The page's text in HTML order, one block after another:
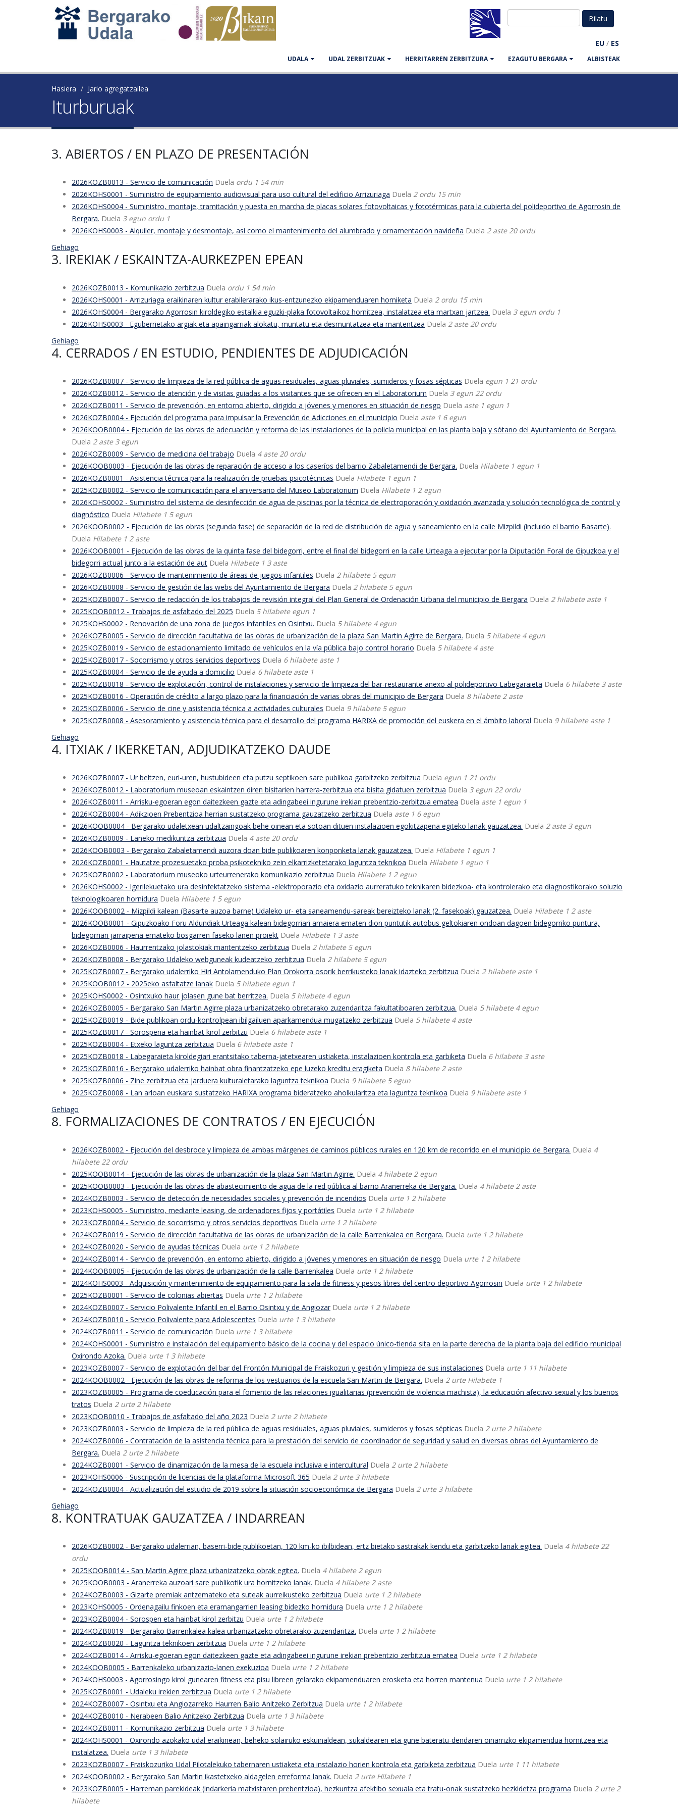
EU / ES
UDALA UDAL ZERBITZUAK HERRITARREN ZERBITZURA EZAGUTU BERGARA ALBISTEAK
Hasiera Jario agregatzailea
Iturburuak
3. ABIERTOS / EN PLAZO DE PRESENTACIÓN
2026KOZB0013 - Servicio de comunicación Duela ordu 1 54 min
2026KOHS0001 - Suministro de equipamiento audiovisual para uso cultural del edificio Arrizuriaga Duela 2 ordu 15 min
2026KOHS0004 - Suministro, montaje, tramitación y puesta en marcha de placas solares fotovoltaicas y fototérmicas para la cubierta del polideportivo de Agorrosin de
Bergara. Duela 3 egun ordu 1
2026KOHS0003 - Alquiler, montaje y desmontaje, así como el mantenimiento del alumbrado y ornamentación navideña Duela 2 aste 20 ordu
Gehiago
3. IREKIAK / ESKAINTZA-AURKEZPEN EPEAN
2026KOZB0013 - Komunikazio zerbitzua Duela ordu 1 54 min
2026KOHS0001 - Arrizuriaga eraikinaren kultur erabilerarako ikus-entzunezko ekipamenduaren horniketa Duela 2 ordu 15 min
2026KOHS0004 - Bergarako Agorrosin kiroldegiko estalkia eguzki-plaka fotovoltaikoz hornitzea, instalatzea eta martxan jartzea. Duela 3 egun ordu 1
2026KOHS0003 - Eguberrietako argiak eta apaingarriak alokatu, muntatu eta desmuntatzea eta mantentzea Duela 2 aste 20 ordu
Gehiago
4. CERRADOS / EN ESTUDIO, PENDIENTES DE ADJUDICACIÓN
2026KOZB0007 - Servicio de limpieza de la red pública de aguas residuales, aguas pluviales, sumideros y fosas sépticas Duela egun 1 21 ordu
2026KOZB0012 - Servicio de atención y de visitas guiadas a los visitantes que se ofrecen en el Laboratorium Duela 3 egun 22 ordu
2026KOZB0011 - Servicio de prevención, en entorno abierto, dirigido a jóvenes y menores en situación de riesgo Duela aste 1 egun 1
2026KOZB0004 - Ejecución del programa para impulsar la Prevención de Adicciones en el municipio Duela aste 1 6 egun
2026KOOB0004 - Ejecución de las obras de adecuación y reforma de las instalaciones de la policía municipal en las planta baja y sótano del Ayuntamiento de Bergara.
Duela 2 aste 3 egun
2026KOZB0009 - Servicio de medicina del trabajo Duela 4 aste 20 ordu
2026KOOB0003 - Ejecución de las obras de reparación de acceso a los caseríos del barrio Zabaletamendi de Bergara. Duela Hilabete 1 egun 1
2026KOZB0001 - Asistencia técnica para la realización de pruebas psicotécnicas Duela Hilabete 1 egun 1
2025KOZB0002 - Servicio de comunicación para el aniversario del Museo Laboratorium Duela Hilabete 1 2 egun
2026KOHS0002 - Suministro del sistema de desinfección de agua de piscinas por la técnica de electroporación y oxidación avanzada y solución tecnológica de control y
diagnóstico Duela Hilabete 1 5 egun
2026KOOB0002 - Ejecución de las obras (segunda fase) de separación de la red de distribución de agua y saneamiento en la calle Mizpildi (incluido el barrio Basarte).
Duela Hilabete 1 2 aste
2026KOOB0001 - Ejecución de las obras de la quinta fase del bidegorri, entre el final del bidegorri en la calle Urteaga a ejecutar por la Diputación Foral de Gipuzkoa y el
bidegorri actual junto a la estación de aut Duela Hilabete 1 3 aste
2026KOZB0006 - Servicio de mantenimiento de áreas de juegos infantiles Duela 2 hilabete 5 egun
2026KOZB0008 - Servicio de gestión de las webs del Ayuntamiento de Bergara Duela 2 hilabete 5 egun
2025KOZB0007 - Servicio de redacción de los trabajos de revisión integral del Plan General de Ordenación Urbana del municipio de Bergara Duela 2 hilabete aste 1
2025KOOB0012 - Trabajos de asfaltado del 2025 Duela 5 hilabete egun 1
2025KOHS0002 - Renovación de una zona de juegos infantiles en Osintxu. Duela 5 hilabete 4 egun
2026KOZB0005 - Servicio de dirección facultativa de las obras de urbanización de la plaza San Martin Agirre de Bergara. Duela 5 hilabete 4 egun
2025KOZB0019 - Servicio de estacionamiento limitado de vehículos en la vía pública bajo control horario Duela 5 hilabete 4 aste
2025KOZB0017 - Socorrismo y otros servicios deportivos Duela 6 hilabete aste 1
2025KOZB0004 - Servicio de de ayuda a domicilio Duela 6 hilabete aste 1
2025KOZB0018 - Servicio de explotación, control de instalaciones y servicio de limpieza del bar-restaurante anexo al polideportivo Labegaraieta Duela 6 hilabete 3 aste
2025KOZB0016 - Operación de crédito a largo plazo para la financiación de varias obras del municipio de Bergara Duela 8 hilabete 2 aste
2025KOZB0006 - Servicio de cine y asistencia técnica a actividades culturales Duela 9 hilabete 5 egun
2025KOZB0008 - Asesoramiento y asistencia técnica para el desarrollo del programa HARIXA de promoción del euskera en el ámbito laboral Duela 9 hilabete aste 1
Gehiago
4. ITXIAK / IKERKETAN, ADJUDIKATZEKO DAUDE
2026KOZB0007 - Ur beltzen, euri-uren, hustubideen eta putzu septikoen sare publikoa garbitzeko zerbitzua Duela egun 1 21 ordu
2026KOZB0012 - Laboratorium museoan eskaintzen diren bisitarien harrera-zerbitzua eta bisita gidatuen zerbitzua Duela 3 egun 22 ordu
2026KOZB0011 - Arrisku-egoeran egon daitezkeen gazte eta adingabeei ingurune irekian prebentzio-zerbitzua ematea Duela aste 1 egun 1
2026KOZB0004 - Adikzioen Prebentzioa herrian sustatzeko programa gauzatzeko zerbitzua Duela aste 1 6 egun
2026KOOB0004 - Bergarako udaletxean udaltzaingoak behe oinean eta sotoan dituen instalazioen egokitzapena egiteko lanak gauzatzea. Duela 2 aste 3 egun
2026KOZB0009 - Laneko medikuntza zerbitzua Duela 4 aste 20 ordu
2026KOOB0003 - Bergarako Zabaletamendi auzora doan bide publikoaren konponketa lanak gauzatzea. Duela Hilabete 1 egun 1
2026KOZB0001 - Hautatze prozesuetako proba psikotekniko zein elkarrizketetarako laguntza teknikoa Duela Hilabete 1 egun 1
2025KOZB0002 - Laboratorium museoko urteurrenerako komunikazio zerbitzua Duela Hilabete 1 2 egun
2026KOHS0002 - Igerilekuetako ura desinfektatzeko sistema -elektroporazio eta oxidazio aurreratuko teknikaren bidezkoa- eta kontrolerako eta diagnostikorako soluzio
teknologikoaren hornidura Duela Hilabete 1 5 egun
2026KOOB0002 - Mizpildi kalean (Basarte auzoa barne) Udaleko ur- eta saneamendu-sareak bereizteko lanak (2. fasekoak) gauzatzea. Duela Hilabete 1 2 aste
2026KOOB0001 - Gipuzkoako Foru Aldundiak Urteaga kalean bidegorriari amaiera ematen dion puntutik autobus geltokiaren ondoan dagoen bidegorriko puntura,
bidegorriari jarraipena emateko bosgarren faseko lanen proiekt Duela Hilabete 1 3 aste
2026KOZB0006 - Haurrentzako jolastokiak mantentzeko zerbitzua Duela 2 hilabete 5 egun
2026KOZB0008 - Bergarako Udaleko webguneak kudeatzeko zerbitzua Duela 2 hilabete 5 egun
2025KOZB0007 - Bergarako udalerriko Hiri Antolamenduko Plan Orokorra osorik berrikusteko lanak idazteko zerbitzua Duela 2 hilabete aste 1
2025KOOB0012 - 2025eko asfaltatze lanak Duela 5 hilabete egun 1
2025KOHS0002 - Osintxuko haur jolasen gune bat berritzea. Duela 5 hilabete 4 egun
2026KOZB0005 - Bergarako San Martin Agirre plaza urbanizatzeko obretarako zuzendaritza fakultatiboaren zerbitzua. Duela 5 hilabete 4 egun
2025KOZB0019 - Bide publikoan ordu-kontrolpean ibilgailuen aparkamendua mugatzeko zerbitzua Duela 5 hilabete 4 aste
2025KOZB0017 - Sorospena eta hainbat kirol zerbitzu Duela 6 hilabete aste 1
2025KOZB0004 - Etxeko laguntza zerbitzua Duela 6 hilabete aste 1
2025KOZB0018 - Labegaraieta kiroldegiari erantsitako taberna-jatetxearen ustiaketa, instalazioen kontrola eta garbiketa Duela 6 hilabete 3 aste
2025KOZB0016 - Bergarako udalerriko hainbat obra finantzatzeko epe luzeko kreditu eragiketa Duela 8 hilabete 2 aste
2025KOZB0006 - Zine zerbitzua eta jarduera kulturaletarako laguntza teknikoa Duela 9 hilabete 5 egun
2025KOZB0008 - Lan arloan euskara sustatzeko HARIXA programa bideratzeko aholkularitza eta laguntza teknikoa Duela 9 hilabete aste 1
Gehiago
8. FORMALIZACIONES DE CONTRATOS / EN EJECUCIÓN
2026KOZB0002 - Ejecución del desbroce y limpieza de ambas márgenes de caminos públicos rurales en 120 km de recorrido en el municipio de Bergara. Duela 4
hilabete 22 ordu
2025KOOB0014 - Ejecución de las obras de urbanización de la plaza San Martin Agirre. Duela 4 hilabete 2 egun
2025KOOB0003 - Ejecución de las obras de abastecimiento de agua de la red pública al barrio Aranerreka de Bergara. Duela 4 hilabete 2 aste
2024KOZB0003 - Servicio de detección de necesidades sociales y prevención de incendios Duela urte 1 2 hilabete
2023KOHS0005 - Suministro, mediante leasing, de ordenadores fijos y portátiles Duela urte 1 2 hilabete
2023KOZB0004 - Servicio de socorrismo y otros servicios deportivos Duela urte 1 2 hilabete
2024KOZB0019 - Servicio de dirección facultativa de las obras de urbanización de la calle Barrenkalea en Bergara. Duela urte 1 2 hilabete
2024KOZB0020 - Servicio de ayudas técnicas Duela urte 1 2 hilabete
2024KOZB0014 - Servicio de prevención, en entorno abierto, dirigido a jóvenes y menores en situación de riesgo Duela urte 1 2 hilabete
2024KOOB0005 - Ejecución de las obras de urbanización de la calle Barrenkalea Duela urte 1 2 hilabete
2024KOHS0003 - Adquisición y mantenimiento de equipamiento para la sala de fitness y pesos libres del centro deportivo Agorrosin Duela urte 1 2 hilabete
2025KOZB0001 - Servicio de colonias abiertas Duela urte 1 2 hilabete
2024KOZB0007 - Servicio Polivalente Infantil en el Barrio Osintxu y de Angiozar Duela urte 1 2 hilabete
2024KOZB0010 - Servicio Polivalente para Adolescentes Duela urte 1 3 hilabete
2024KOZB0011 - Servicio de comunicación Duela urte 1 3 hilabete
2024KOHS0001 - Suministro e instalación del equipamiento básico de la cocina y del espacio único-tienda sita en la parte derecha de la planta baja del edificio municipal
Oxirondo Azoka. Duela urte 1 3 hilabete
2023KOZB0007 - Servicio de explotación del bar del Frontón Municipal de Fraiskozuri y gestión y limpieza de sus instalaciones Duela urte 1 11 hilabete
2024KOOB0002 - Ejecución de las obras de reforma de los vestuarios de la escuela San Martin de Bergara. Duela 2 urte Hilabete 1
2023KOZB0005 - Programa de coeducación para el fomento de las relaciones igualitarias (prevención de violencia machista), la educación afectivo sexual y los buenos
tratos Duela 2 urte 2 hilabete
2023KOOB0010 - Trabajos de asfaltado del año 2023 Duela 2 urte 2 hilabete
2023KOZB0003 - Servicio de limpieza de la red pública de aguas residuales, aguas pluviales, sumideros y fosas sépticas Duela 2 urte 2 hilabete
2024KOZB0006 - Contratación de la asistencia técnica para la prestación del servicio de coordinador de seguridad y salud en diversas obras del Ayuntamiento de
Bergara. Duela 2 urte 2 hilabete
2024KOZB0001 - Servicio de dinamización de la mesa de la escuela inclusiva e intercultural Duela 2 urte 2 hilabete
2023KOHS0006 - Suscripción de licencias de la plataforma Microsoft 365 Duela 2 urte 3 hilabete
2024KOZB0004 - Actualización del estudio de 2019 sobre la situación socioeconómica de Bergara Duela 2 urte 3 hilabete
Gehiago
8. KONTRATUAK GAUZATZEA / INDARREAN
2026KOZB0002 - Bergarako udalerrian, baserri-bide publikoetan, 120 km-ko ibilbidean, ertz bietako sastrakak kendu eta garbitzeko lanak egitea. Duela 4 hilabete 22
ordu
2025KOOB0014 - San Martin Agirre plaza urbanizatzeko obrak egitea. Duela 4 hilabete 2 egun
2025KOOB0003 - Aranerreka auzoari sare publikotik ura hornitzeko lanak. Duela 4 hilabete 2 aste
2024KOZB0003 - Gizarte premiak antzemateko eta suteak aurreikusteko zerbitzua Duela urte 1 2 hilabete
2023KOHS0005 - Ordenagailu finkoen eta eramangarrien leasing bidezko hornidura Duela urte 1 2 hilabete
2023KOZB0004 - Sorospen eta hainbat kirol zerbitzu Duela urte 1 2 hilabete
2024KOZB0019 - Bergarako Barrenkalea kalea urbanizatzeko obretarako zuzendaritza. Duela urte 1 2 hilabete
2024KOZB0020 - Laguntza teknikoen zerbitzua Duela urte 1 2 hilabete
2024KOZB0014 - Arrisku-egoeran egon daitezkeen gazte eta adingabeei ingurune irekian prebentzio zerbitzua ematea Duela urte 1 2 hilabete
2024KOOB0005 - Barrenkaleko urbanizazio-lanen exekuzioa Duela urte 1 2 hilabete
2024KOHS0003 - Agorrosingo kirol gunearen fitness eta pisu libreen gelarako ekipamenduaren erosketa eta horren mantenua Duela urte 1 2 hilabete
2025KOZB0001 - Udaleku irekien zerbitzua Duela urte 1 2 hilabete
2024KOZB0007 - Osintxu eta Angiozarreko Haurren Balio Anitzeko Zerbitzua Duela urte 1 2 hilabete
2024KOZB0010 - Nerabeen Balio Anitzeko Zerbitzua Duela urte 1 3 hilabete
2024KOZB0011 - Komunikazio zerbitzua Duela urte 1 3 hilabete
2024KOHS0001 - Oxirondo azokako udal eraikinean, beheko solairuko eskuinaldean, sukaldearen eta gune bateratu-dendaren oinarrizko ekipamendua hornitzea eta
instalatzea. Duela urte 1 3 hilabete
2023KOZB0007 - Fraiskozuriko Udal Pilotalekuko tabernaren ustiaketa eta instalazio horien kontrola eta garbiketa zerbitzua Duela urte 1 11 hilabete
2024KOOB0002 - Bergarako San Martin ikastetxeko aldagelen erreforma lanak. Duela 2 urte Hilabete 1
2023KOZB0005 - Harreman parekideak (indarkeria matxistaren prebentzioa), hezkuntza afektibo sexuala eta tratu-onak sustatzeko hezkidetza programa Duela 2 urte 2
hilabete